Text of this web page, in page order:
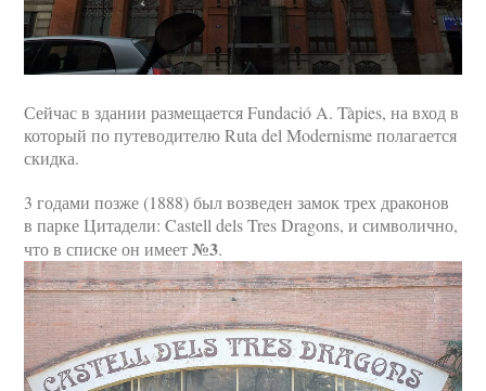
Сейчас в здании размещается Fundació A. Tàpies, на вход в
который по путеводителю Ruta del Modernisme полагается
скидка.
3 годами позже (1888) был возведен замок трех драконов
в парке Цитадели: Castell dels Tres Dragons, и символично,
что в списке он имеет№3.